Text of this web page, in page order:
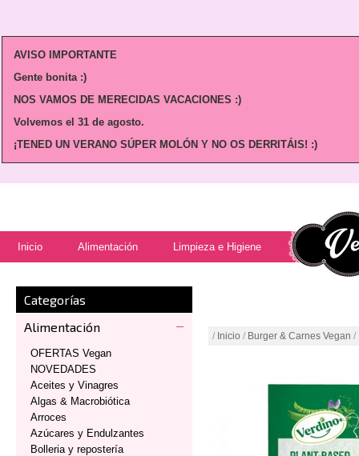
AVISO IMPORTANTE
Gente bonita :)
NOS VAMOS DE MERECIDAS VACACIONES :)
Volvemos el 31 de agosto.
¡TENED UN VERANO SÚPER MOLÓN Y NO OS DERRITÁIS! :)
Inicio Alimentación Limpieza e Higiene
Categorías
Alimentación
OFERTAS Vegan
NOVEDADES
Aceites y Vinagres
Algas & Macrobiótica
Arroces
Azúcares y Endulzantes
Bolleria y repostería
/ Inicio / Burger & Carnes Vegan /